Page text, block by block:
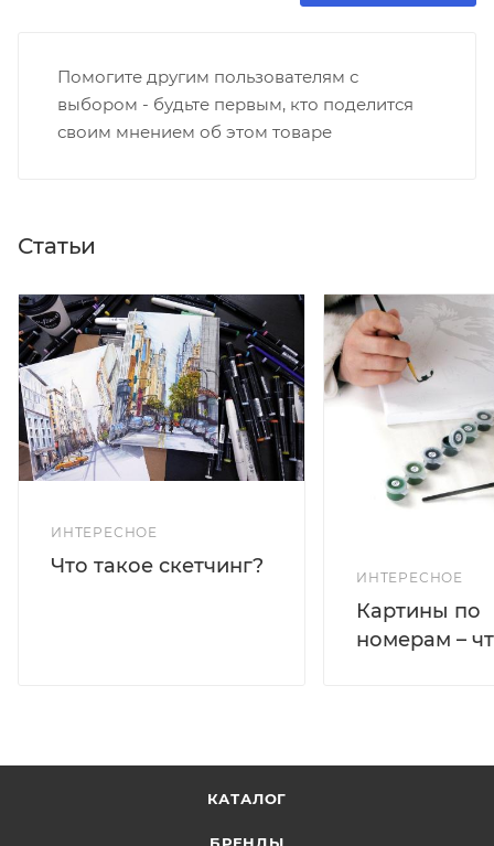
Помогите другим пользователям с
выбором - будьте первым, кто поделится
своим мнением об этом товаре
Статьи
ИНТЕРЕСНОЕ
Что такое скетчинг?
ИНТЕРЕСНОЕ
Картины по
номерам –
КАТАЛОГ